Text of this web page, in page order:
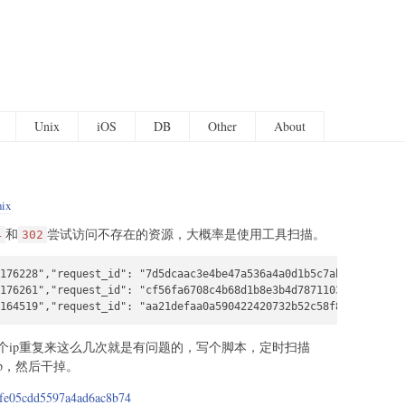
Unix iOS DB Other About
和 302 尝试访问不存在的资源，大概率是使用工具扫描。
ip重复来这么几次就是有问题的，写个脚本，定时扫描
然后干掉。